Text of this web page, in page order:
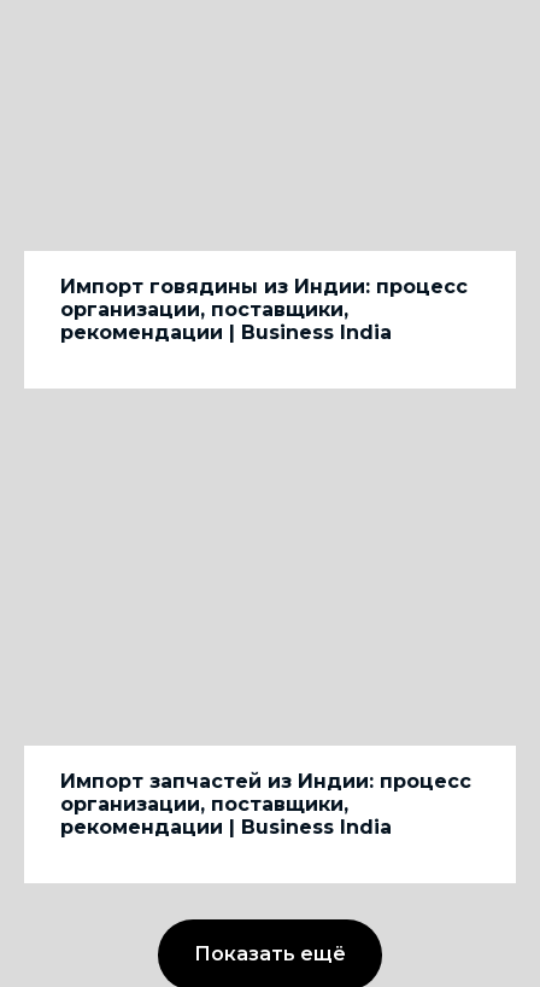
Импорт говядины из Индии: процесс
организации, поставщики,
рекомендации | Business India
Импорт запчастей из Индии: процесс
организации, поставщики,
рекомендации | Business India
Показать ещё